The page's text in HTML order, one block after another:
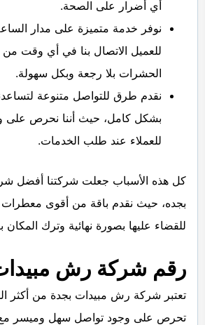
أي أضرار على الصحة.
نوفر خدمة متميزة على مدار
للعميل الاتصال بنا في أي وقت
الحشرات بلا رجعة وبكل سهولة.
نقدم طرق للتواصل متنوعة
بشكل كامل، حيث أننا نحرص على
للعملاء عند طلب الخدمات.
كل هذه الأسباب جعلت شركتنا أفضل
بجده، حيث نقدم باقة من أقوى
للقضاء عليها بصورة نهائية وترك المكان
رقم شركة رش
تعتبر شركة رش مبيدات بجدة من أكثر
تحرص على وجود تواصل سهل وميسر مع